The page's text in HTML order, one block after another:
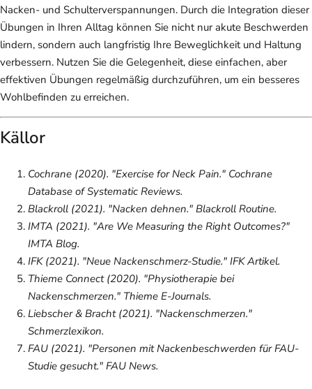
Nacken- und Schulterverspannungen. Durch die Integration dieser
Übungen in Ihren Alltag können Sie nicht nur akute Beschwerden
lindern, sondern auch langfristig Ihre Beweglichkeit und Haltung
verbessern. Nutzen Sie die Gelegenheit, diese einfachen, aber
effektiven Übungen regelmäßig durchzuführen, um ein besseres
Wohlbefinden zu erreichen.
Källor
Cochrane (2020). "Exercise for Neck Pain." Cochrane
Database of Systematic Reviews.
Blackroll (2021). "Nacken dehnen." Blackroll Routine.
IMTA (2021). "Are We Measuring the Right Outcomes?"
IMTA Blog.
IFK (2021). "Neue Nackenschmerz-Studie." IFK Artikel.
Thieme Connect (2020). "Physiotherapie bei
Nackenschmerzen." Thieme E-Journals.
Liebscher & Bracht (2021). "Nackenschmerzen."
Schmerzlexikon.
FAU (2021). "Personen mit Nackenbeschwerden für FAU-
Studie gesucht." FAU News.